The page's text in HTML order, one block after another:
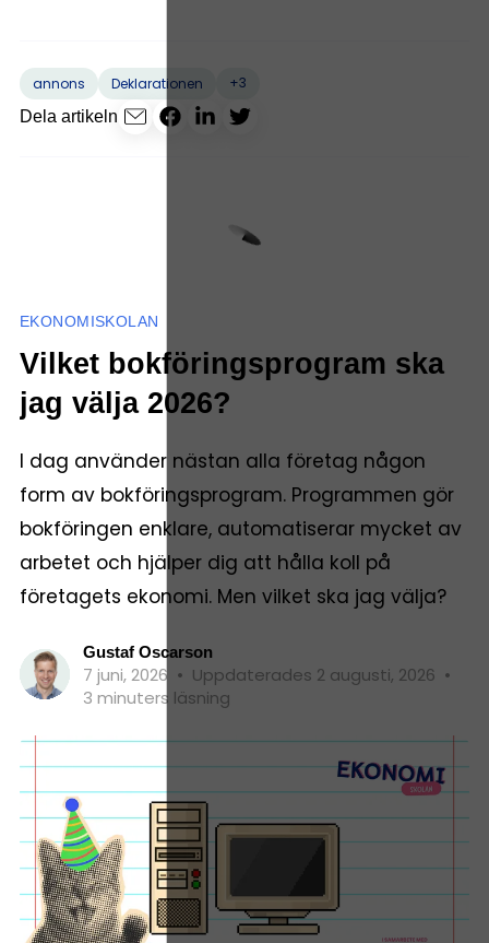
annons Deklarationen
+3
Dela artikeln
EKONOMISKOLAN
Vilket bokföringsprogram ska
jag välja 2026?
I dag använder nästan alla företag någon
form av bokföringsprogram. Programmen gör
bokföringen enklare, automatiserar mycket av
arbetet och hjälper dig att hålla koll på
företagets ekonomi. Men vilket ska jag välja?
Gustaf Oscarson
7 juni, 2026 • Uppdaterades 2 augusti, 2026 •
3 minuters läsning